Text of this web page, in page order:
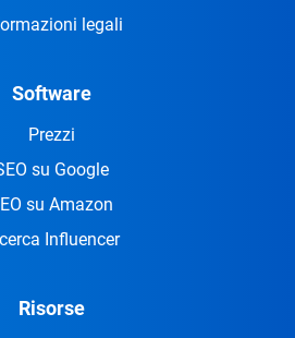
legali
Software
Prezzi
su Google
su Amazon
Influencer
Risorse